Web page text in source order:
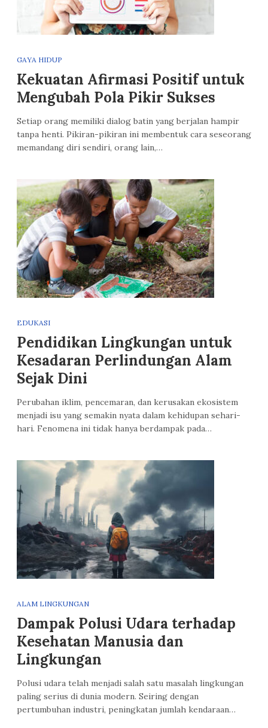
GAYA HIDUP
Kekuatan Afirmasi Positif untuk
Mengubah Pola Pikir Sukses
Setiap orang memiliki dialog batin yang berjalan hampir
tanpa henti. Pikiran-pikiran ini membentuk cara seseorang
memandang diri sendiri, orang lain,…
EDUKASI
Pendidikan Lingkungan untuk
Kesadaran Perlindungan Alam
Sejak Dini
Perubahan iklim, pencemaran, dan kerusakan ekosistem
menjadi isu yang semakin nyata dalam kehidupan sehari-
hari. Fenomena ini tidak hanya berdampak pada…
ALAM LINGKUNGAN
Dampak Polusi Udara terhadap
Kesehatan Manusia dan
Lingkungan
Polusi udara telah menjadi salah satu masalah lingkungan
paling serius di dunia modern. Seiring dengan
pertumbuhan industri, peningkatan jumlah kendaraan…